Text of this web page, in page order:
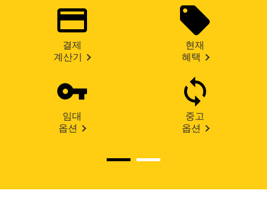
결제
계산기
현재
혜택
임대
옵션
중고
옵션